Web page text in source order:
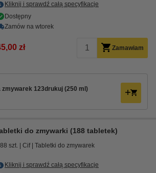
Kliknij i sprawdź całą specyfikacje
Dostępny
Zamów na wtorek
zł Zamawiam
zmywarek 123drukuj (250 ml)
do zmywarki (188 tabletek)
szt. Cif Tabletki do zmywarek
Kliknij i sprawdź całą specyfikacje